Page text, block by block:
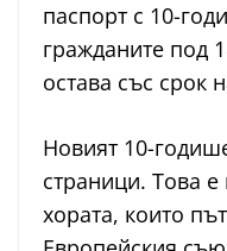
паспорт с 10-
гражданите под
остава със срок
Новият 10-
страници. Това
хората, които